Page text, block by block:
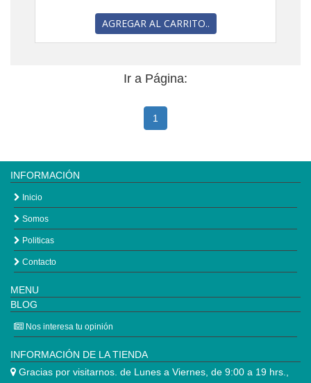
AGREGAR AL CARRITO..
Ir a Página:
1
INFORMACIÓN
Inicio
Somos
Politicas
Contacto
MENU
BLOG
Nos interesa tu opinión
INFORMACIÓN DE LA TIENDA
Gracias por visitarnos. de Lunes a Viernes, de 9:00 a 19 hrs.,